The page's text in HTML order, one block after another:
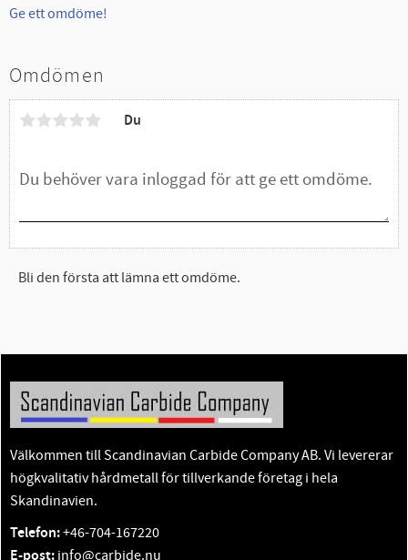
Ge ett omdöme!
Omdömen
Du
Bli den första att lämna ett omdöme.
Välkommen till Scandinavian Carbide Company AB. Vi levererar
högkvalitativ hårdmetall för tillverkande företag i hela
Skandinavien.
Telefon:+46-704-167220
E-post: info@carbide.nu